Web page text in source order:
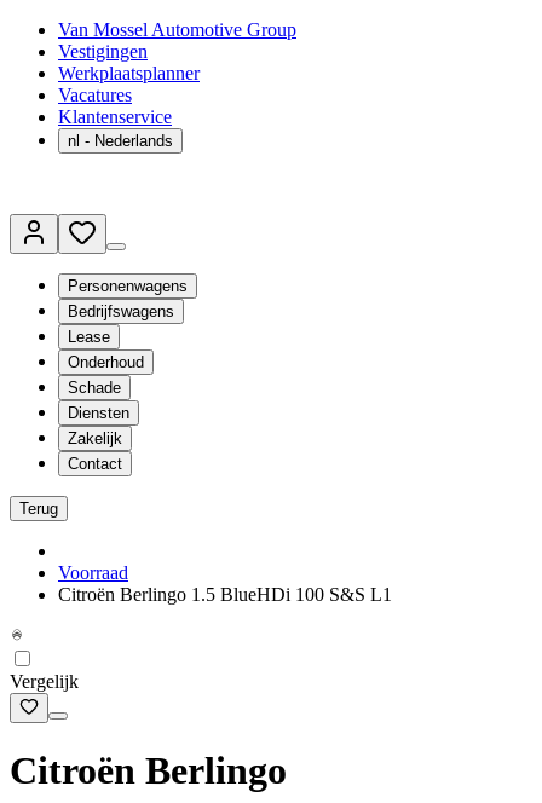
Van Mossel Automotive Group
Vestigingen
Werkplaatsplanner
Vacatures
Klantenservice
nl - Nederlands
Personenwagens
Bedrijfswagens
Lease
Onderhoud
Schade
Diensten
Zakelijk
Contact
Terug
Voorraad
Citroën Berlingo 1.5 BlueHDi 100 S&S L1
Vergelijk
Citroën Berlingo